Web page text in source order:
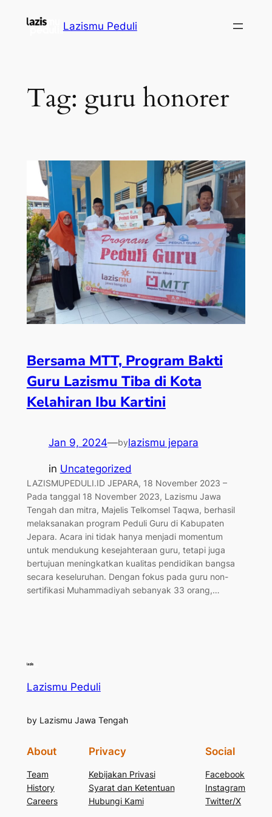
Lazismu Peduli
Tag: guru honorer
Bersama MTT, Program Bakti
Guru Lazismu Tiba di Kota
Kelahiran Ibu Kartini
Jan 9, 2024—bylazismu jepara
in Uncategorized
LAZISMUPEDULI.ID JEPARA, 18 November 2023 –
Pada tanggal 18 November 2023, Lazismu Jawa
Tengah dan mitra, Majelis Telkomsel Taqwa, berhasil
melaksanakan program Peduli Guru di Kabupaten
Jepara. Acara ini tidak hanya menjadi momentum
untuk mendukung kesejahteraan guru, tetapi juga
bertujuan meningkatkan kualitas pendidikan bangsa
secara keseluruhan. Dengan fokus pada guru non-
sertifikasi Muhammadiyah sebanyak 33 orang,…
Lazismu Peduli
by Lazismu Jawa Tengah
About
Team
History
Careers
Privacy
Kebijakan Privasi
Syarat dan Ketentuan
Hubungi Kami
Social
Facebook
Instagram
Twitter/X